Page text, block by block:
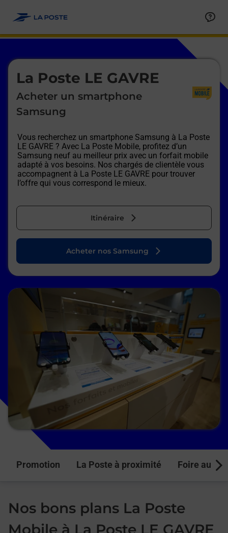
La Poste LE GAVRE
Acheter un smartphone
Samsung
Vous recherchez un smartphone Samsung à La Poste
LE GAVRE ? Avec La Poste Mobile, profitez d’un
Samsung neuf au meilleur prix avec un forfait mobile
adapté à vos besoins. Nos chargés de clientèle vous
accompagnent à La Poste LE GAVRE pour trouver
l’offre qui vous correspond le mieux.
Itinéraire
Le lien s'ouvre dans un nouvel onglet
Acheter nos Samsung
Promotion La Poste à proximité Foire aux
Nos bons plans La Poste